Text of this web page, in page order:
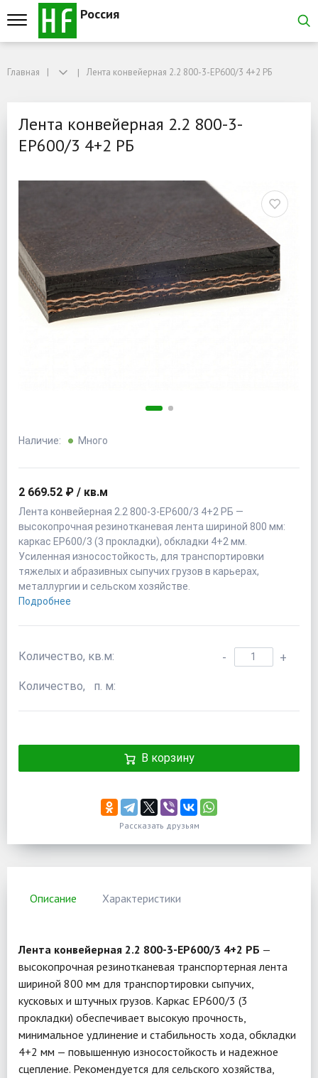
Россия
Лента конвейерная 2.2 800-3-EP600/3 4+2 РБ
Главная Лента конвейерная 2.2 800-3-EP600/3 4+2 РБ
Лента конвейерная 2.2 800-3-
EP600/3 4+2 РБ
Наличие: Много
2 669.52 ₽ / кв.м
Лента конвейерная 2.2 800-3-EP600/3 4+2 РБ —
высокопрочная резинотканевая лента шириной 800 мм:
каркас EP600/3 (3 прокладки), обкладки 4+2 мм.
Усиленная износостойкость, для транспортировки
тяжелых и абразивных сыпучих грузов в карьерах,
металлургии и сельском хозяйстве.
Подробнее
Количество, кв.м: - +
Количество, п. м:
В корзину
Рассказать друзьям
Описание Характеристики
Лента конвейерная 2.2 800-3-EP600/3 4+2 РБ —
высокопрочная резинотканевая транспортерная лента
шириной 800 мм для транспортировки сыпучих,
кусковых и штучных грузов. Каркас EP600/3 (3
прокладки) обеспечивает высокую прочность,
минимальное удлинение и стабильность хода, обкладки
4+2 мм — повышенную износостойкость и надежное
сцепление. Рекомендуется для сельского хозяйства,